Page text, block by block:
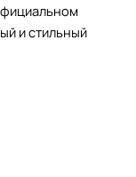
и стильный